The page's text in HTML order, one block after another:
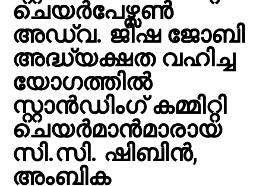
ചെയർപേഴ്സൺ
അഡ്വ. ജിഷ ജോബി
അദ്ധ്യക്ഷത വഹിച്ച
യോഗത്തിൽ
സ്റ്റാൻഡിംഗ് കമ്മിറ്റി
ചെയർമാൻമാരായ
സി.സി. ഷിബിൻ,
അംബിക